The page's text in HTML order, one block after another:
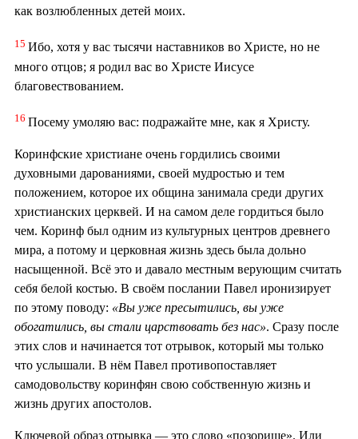
как возлюбленных детей моих.
15 Ибо, хотя у вас тысячи наставников во Христе, но не
много отцов; я родил вас во Христе Иисусе
благовествованием.
16 Посему умоляю вас: подражайте мне, как я Христу.
Коринфские христиане очень гордились своими
духовными дарованиями, своей мудростью и тем
положением, которое их община занимала среди других
христианских церквей. И на самом деле гордиться было
чем. Коринф был одним из культурных центров древнего
мира, а потому и церковная жизнь здесь была дольно
насыщенной. Всё это и давало местным верующим считать
себя белой костью. В своём послании Павел иронизирует
по этому поводу: «Вы уже пресытились, вы уже
обогатились, вы стали царствовать без нас». Сразу после
этих слов и начинается тот отрывок, который мы только
что услышали. В нём Павел противопоставляет
самодовольству коринфян свою собственную жизнь и
жизнь других апостолов.
Ключевой образ отрывка — это слово «позорище». Или